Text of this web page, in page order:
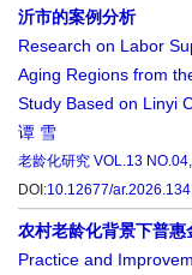
沂市的案例分析
Research on Labor
Aging Regions from
Study Based on Linyi
谭 雪
老龄化研究 VOL.13 NO.04
DOI:10.12677/
农村老龄化背景下普
Practice and